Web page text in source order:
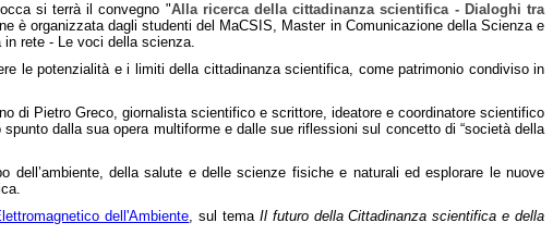
si terrà il convegno "Alla ricerca della cittadinanza scientifica - Dialoghi tra
è organizzata dagli studenti del MaCSIS, Master in Comunicazione della Scienza e
in rete - Le voci della scienza.
le potenzialità e i limiti della cittadinanza scientifica, come patrimonio condiviso in
di Pietro Greco, giornalista scientifico e scrittore, ideatore e coordinatore scientifico
dalla sua opera multiforme e dalle sue riflessioni sul concetto di “società della
dell’ambiente, della salute e delle scienze fisiche e naturali ed esplorare le nuove
dell'Ambiente, sul tema Il futuro della Cittadinanza scientifica e della